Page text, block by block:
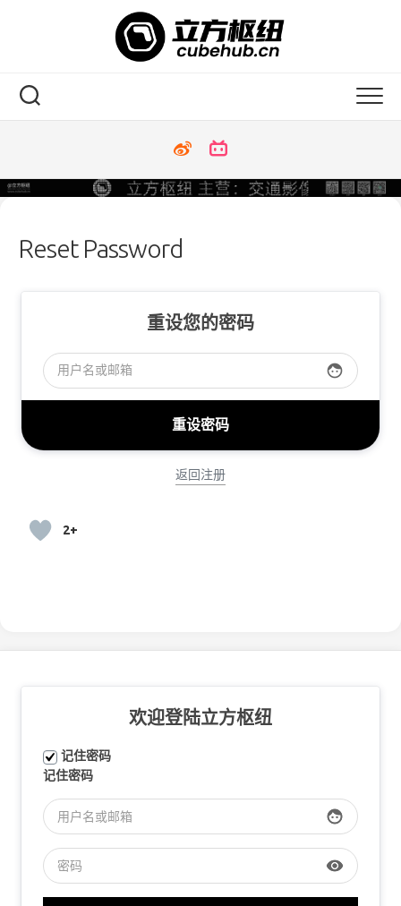
Reset Password
重设您的密码
face
返回注册
2+
欢迎登陆立方枢纽
记住密码
记住密码
face
face
visibility
visibility